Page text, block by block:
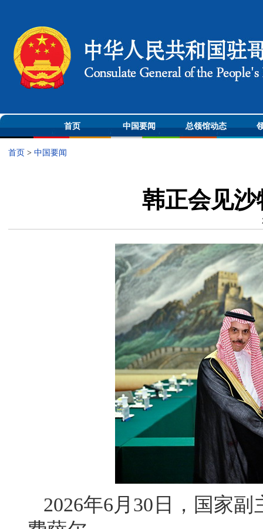
首页 中国要闻 总领馆动态
首页 > 中国要闻
韩正会见
2026年6月30日，国家